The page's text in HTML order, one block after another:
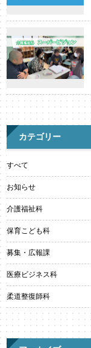
カテゴリー
すべて
お知らせ
介護福祉科
保育こども科
募集・広報課
医療ビジネス科
柔道整復師科